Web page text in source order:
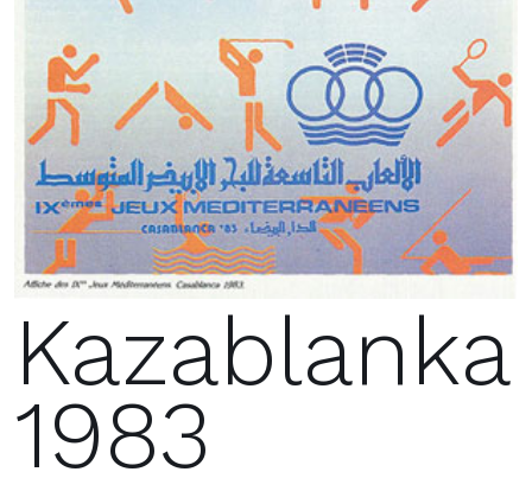
Kazablanka
1983